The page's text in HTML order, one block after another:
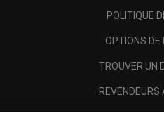
POLITIQUE
OPTIONS DE
TROUVER UN